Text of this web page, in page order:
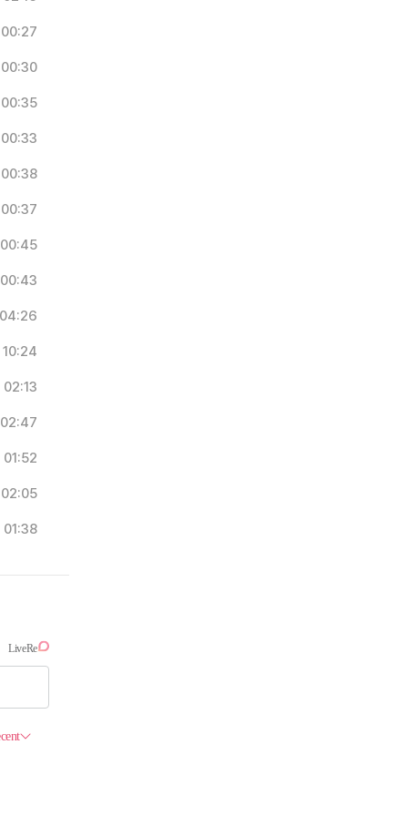
00:27
00:30
00:35
00:33
00:38
00:37
00:45
00:43
04:26
10:24
02:13
02:47
01:52
02:05
01:38